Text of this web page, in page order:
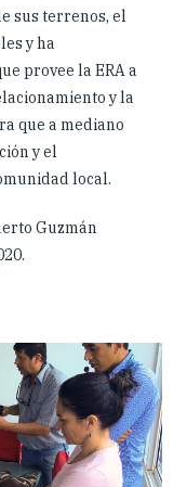
sus terrenos, el
y ha
provee la ERA a
y la
que a mediano
y el
local.
Guzmán